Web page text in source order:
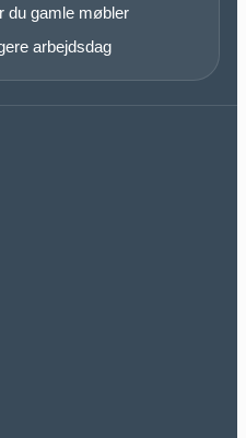
du gamle møbler
arbejdsdag